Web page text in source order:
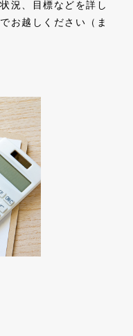
況、目標などを詳し
お越しください（ま